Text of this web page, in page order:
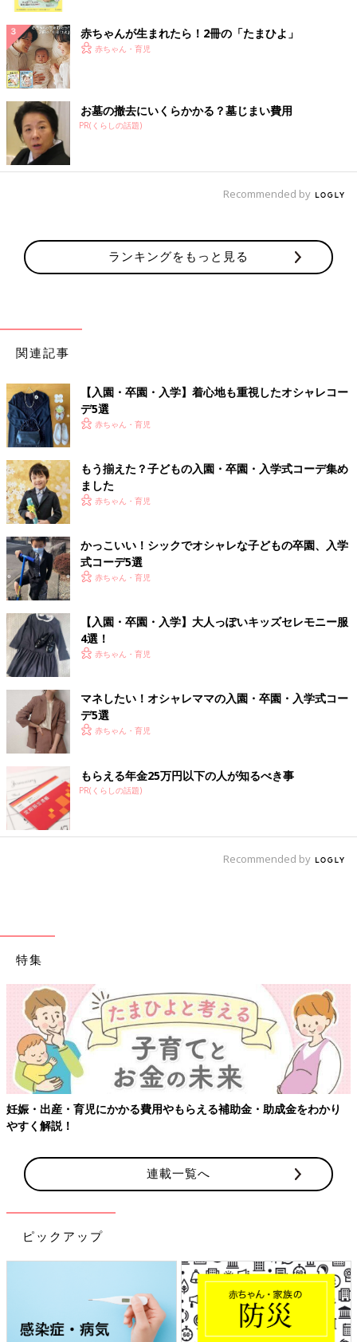
赤ちゃんが生まれたら！2冊の「たまひよ」
赤ちゃん・育児
お墓の撤去にいくらかかる？墓じまい費用
PR(くらしの話題)
Recommended by
ランキングをもっと見る
関連記事
【入園・卒園・入学】着心地も重視したオシャレコー
デ5選
赤ちゃん・育児
もう揃えた？子どもの入園・卒園・入学式コーデ集め
ました
赤ちゃん・育児
かっこいい！シックでオシャレな子どもの卒園、入学
式コーデ5選
赤ちゃん・育児
【入園・卒園・入学】大人っぽいキッズセレモニー服
4選！
赤ちゃん・育児
マネしたい！オシャレママの入園・卒園・入学式コー
デ5選
赤ちゃん・育児
もらえる年金25万円以下の人が知るべき事
PR(くらしの話題)
Recommended by
特集
成金をわかり 【ワクチン接種できるものも】妊婦の感染症対策
連載一覧へ
ピックアップ